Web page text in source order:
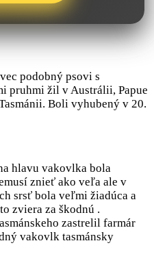
podobný psovi s
pruhmi žil v Austrálii, Papue
Boli vyhubený v 20.
hlavu vakovlka bola
znieť ako veľa ale v
srsť bola veľmi žiadúca a
zviera za škodnú .
zastrelil farmár
vakovlk tasmánsky